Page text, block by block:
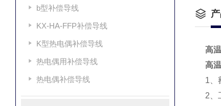
b型补偿导线
KX-HA-FFP补偿导线
K型热电偶补偿导线
热电偶用补偿导线
热电偶补偿导线
高
高
1、
2、